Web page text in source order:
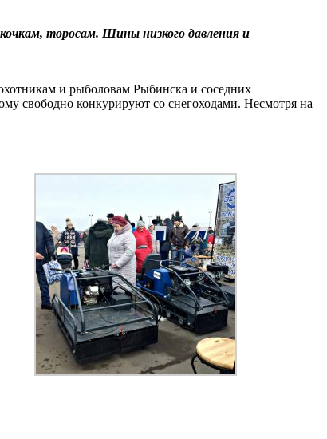
торосам. Шины низкого давления и
и рыболовам Рыбинска и соседних
свободно конкурируют со снегоходами. Несмотря на